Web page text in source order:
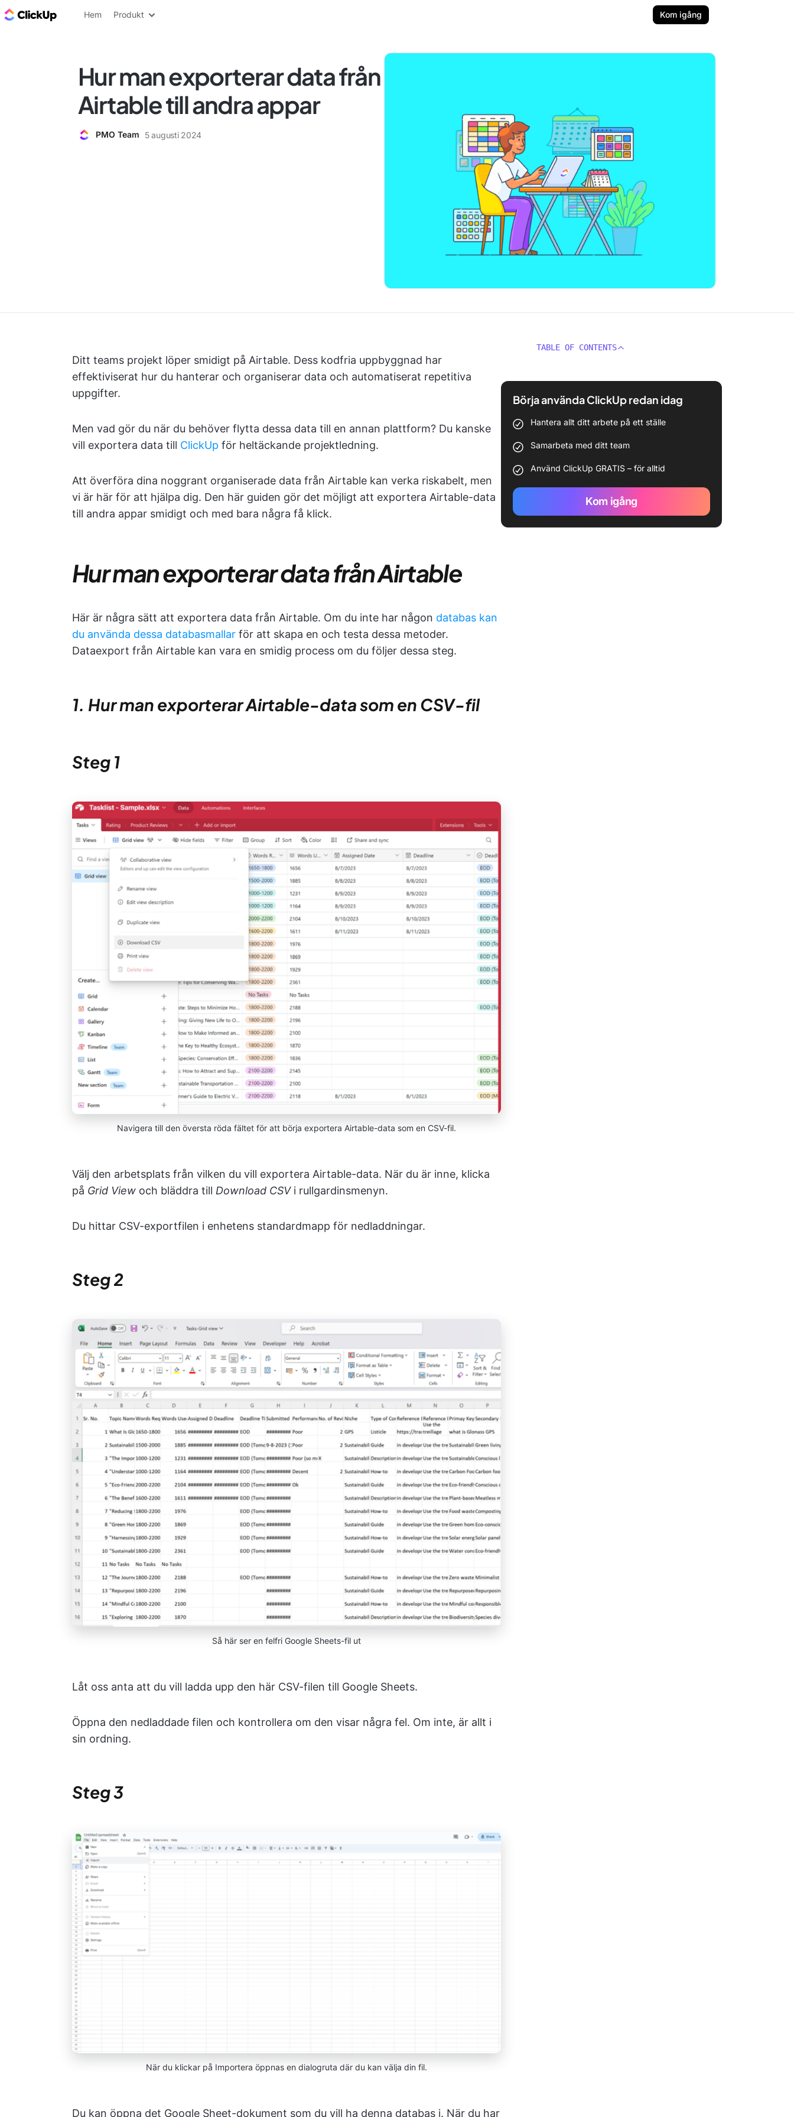
ClickUp-bloggen
Hem Produkt Kom igång
Hur man exporterar data från
Airtable till andra appar
PMO Team 5 augusti 2024
Ditt teams projekt löper smidigt på Airtable. Dess kodfria uppbyggnad har
effektiviserat hur du hanterar och organiserar data och automatiserat repetitiva
uppgifter.
Men vad gör du när du behöver flytta dessa data till en annan plattform? Du kanske
vill exportera data till ClickUp för heltäckande projektledning.
Att överföra dina noggrant organiserade data från Airtable kan verka riskabelt, men
vi är här för att hjälpa dig. Den här guiden gör det möjligt att exportera Airtable-data
till andra appar smidigt och med bara några få klick.
Hur man exporterar data från Airtable
Här är några sätt att exportera data från Airtable. Om du inte har någon databas kan
du använda dessa databasmallar för att skapa en och testa dessa metoder.
Dataexport från Airtable kan vara en smidig process om du följer dessa steg.
1. Hur man exporterar Airtable-data som en CSV-fil
Steg 1
Navigera till den översta röda fältet för att börja exportera Airtable-data som en CSV-fil.
Välj den arbetsplats från vilken du vill exportera Airtable-data. När du är inne, klicka
på Grid View och bläddra till Download CSV i rullgardinsmenyn.
Du hittar CSV-exportfilen i enhetens standardmapp för nedladdningar.
Steg 2
Så här ser en felfri Google Sheets-fil ut
Låt oss anta att du vill ladda upp den här CSV-filen till Google Sheets.
Öppna den nedladdade filen och kontrollera om den visar några fel. Om inte, är allt i
sin ordning.
Steg 3
När du klickar på Importera öppnas en dialogruta där du kan välja din fil.
Du kan öppna det Google Sheet-dokument som du vill ha denna databas i. När du har
TABLE OF CONTENTS
Börja använda ClickUp redan idag
Hantera allt ditt arbete på ett ställe
Samarbeta med ditt team
Använd ClickUp GRATIS – för alltid
Kom igång